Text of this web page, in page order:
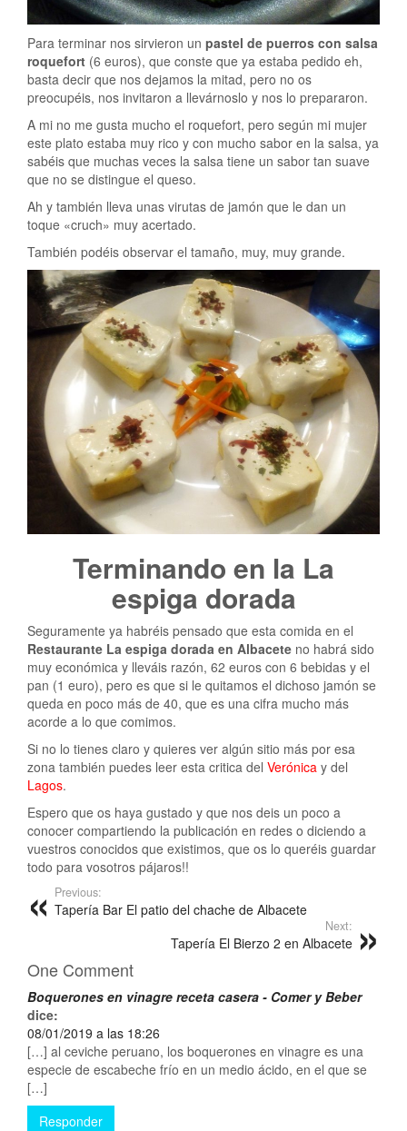
Para terminar nos sirvieron un pastel de puerros con salsa
roquefort (6 euros), que conste que ya estaba pedido eh,
basta decir que nos dejamos la mitad, pero no os
preocupéis, nos invitaron a llevárnoslo y nos lo prepararon.
A mi no me gusta mucho el roquefort, pero según mi mujer
este plato estaba muy rico y con mucho sabor en la salsa, ya
sabéis que muchas veces la salsa tiene un sabor tan suave
que no se distingue el queso.
Ah y también lleva unas virutas de jamón que le dan un
toque «cruch» muy acertado.
También podéis observar el tamaño, muy, muy grande.
Terminando en la La
espiga dorada
Seguramente ya habréis pensado que esta comida en el
Restaurante La espiga dorada en Albacete no habrá sido
muy económica y lleváis razón, 62 euros con 6 bebidas y el
pan (1 euro), pero es que si le quitamos el dichoso jamón se
queda en poco más de 40, que es una cifra mucho más
acorde a lo que comimos.
Si no lo tienes claro y quieres ver algún sitio más por esa
zona también puedes leer esta critica del Verónica y del
Lagos.
Espero que os haya gustado y que nos deis un poco a
conocer compartiendo la publicación en redes o diciendo a
vuestros conocidos que existimos, que os lo queréis guardar
todo para vosotros pájaros!!
Previous:
Tapería Bar El patio del chache de Albacete
Next:
Tapería El Bierzo 2 en Albacete
One Comment
Boquerones en vinagre receta casera - Comer y Beber
dice:
08/01/2019 a las 18:26
[…] al ceviche peruano, los boquerones en vinagre es una
especie de escabeche frío en un medio ácido, en el que se
[…]
Responder